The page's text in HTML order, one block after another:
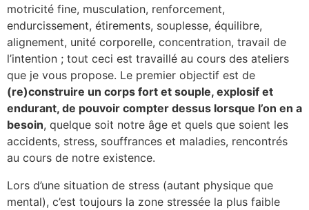
motricité fine, musculation, renforcement,
endurcissement, étirements, souplesse, équilibre,
alignement, unité corporelle, concentration, travail de
l’intention ; tout ceci est travaillé au cours des ateliers
que je vous propose. Le premier objectif est de
(re)construire un corps fort et souple, explosif et
endurant, de pouvoir compter dessus lorsque l’on en a
besoin, quelque soit notre âge et quels que soient les
accidents, stress, souffrances et maladies, rencontrés
au cours de notre existence.
Lors d’une situation de stress (autant physique que
mental), c’est toujours la zone stressée la plus faible